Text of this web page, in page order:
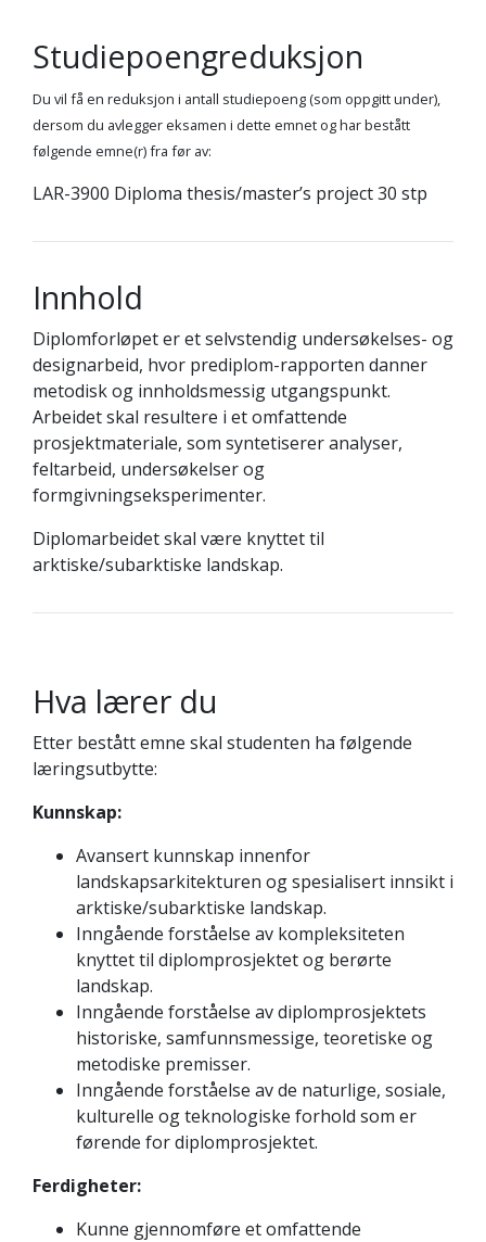
Studiepoengreduksjon
Du vil få en reduksjon i antall studiepoeng (som oppgitt under),
dersom du avlegger eksamen i dette emnet og har bestått
følgende emne(r) fra før av:
LAR-3900 Diploma thesis/master’s project 30 stp
Innhold
Diplomforløpet er et selvstendig undersøkelses- og
designarbeid, hvor prediplom-rapporten danner
metodisk og innholdsmessig utgangspunkt.
Arbeidet skal resultere i et omfattende
prosjektmateriale, som syntetiserer analyser,
feltarbeid, undersøkelser og
formgivningseksperimenter.
Diplomarbeidet skal være knyttet til
arktiske/subarktiske landskap.
Hva lærer du
Etter bestått emne skal studenten ha følgende
læringsutbytte:
Kunnskap:
Avansert kunnskap innenfor
landskapsarkitekturen og spesialisert innsikt i
arktiske/subarktiske landskap.
Inngående forståelse av kompleksiteten
knyttet til diplomprosjektet og berørte
landskap.
Inngående forståelse av diplomprosjektets
historiske, samfunnsmessige, teoretiske og
metodiske premisser.
Inngående forståelse av de naturlige, sosiale,
kulturelle og teknologiske forhold som er
førende for diplomprosjektet.
Ferdigheter:
Kunne gjennomføre et omfattende